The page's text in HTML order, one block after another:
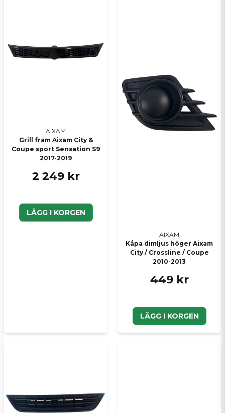
AIXAM
Grill fram Aixam City &
Coupe sport Sensation S9
2017-2019
2 249 kr
LÄGG I KORGEN
AIXAM
Kåpa dimljus höger Aixam
City / Crossline / Coupe
2010-2013
449 kr
LÄGG I KORGEN
Skicka en fråga